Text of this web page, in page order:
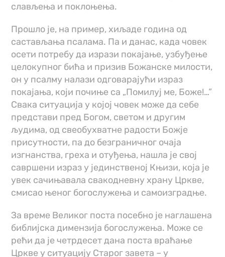
слављења и поклоњења.
Прошло је, на пример, хиљаде година од
састављања псалама. Па и данас, када човек
осети потребу да изрази покајање, узбуђење
целокупног бића и призив Божанске милости,
он у псалму налази одговарајући израз
покајања, који почиње са „Помилуј ме, Боже!…”
Свака ситуација у којој човек може да себе
представи пред Богом, светом и другим
људима, од свеобухватне радости Божје
присутности, па до безграничног очаја
изгнанства, греха и отуђења, нашла је свој
савршени израз у јединственој Књизи, која је
увек сачињавала свакодневну храну Цркве,
смисао њеног богослужeња и самоизградње.
За време Великог поста посебно је наглашена
библијска димензија богослужења. Може се
рећи да је четрдесет дана поста враћање
Цркве у ситуацију Старог завета – у